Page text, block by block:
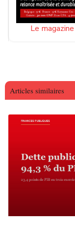
Le
Articles similaires